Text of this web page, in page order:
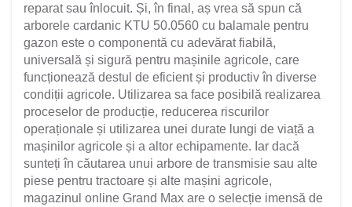
reparat sau înlocuit. Și, în final, aș vrea să spun că
arborele cardanic KTU 50.0560 cu balamale pentru
gazon este o componentă cu adevărat fiabilă,
universală și sigură pentru mașinile agricole, care
funcționează destul de eficient și productiv în diverse
condiții agricole. Utilizarea sa face posibilă realizarea
proceselor de producție, reducerea riscurilor
operaționale și utilizarea unei durate lungi de viață a
mașinilor agricole și a altor echipamente. Iar dacă
sunteți în căutarea unui arbore de transmisie sau alte
piese pentru tractoare și alte mașini agricole,
magazinul online Grand Max are o selecție imensă de